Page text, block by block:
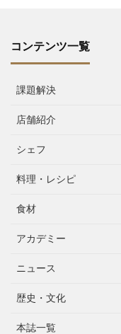
コンテンツ一覧
課題解決
店舗紹介
シェフ
料理・レシピ
食材
アカデミー
ニュース
歴史・文化
本誌一覧